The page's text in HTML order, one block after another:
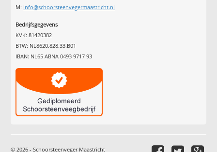
M: info@schoorsteenvegermaastricht.nl
Bedrijfsgegevens
KVK: 81420382
BTW: NL8620.828.33.B01
IBAN: NL65 ABNA 0493 9717 93
© 2026 - Schoorsteenveger Maastricht